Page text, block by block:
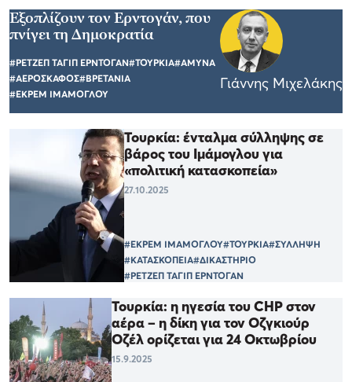
Εξοπλίζουν τον Ερντογάν, που
πνίγει τη Δημοκρατία
#ΡΕΤΖΕΠ ΤΑΓΙΠ ΕΡΝΤΟΓΑΝ#ΤΟΥΡΚΙΑ#ΑΜΥΝΑ
#ΑΕΡΟΣΚΑΦΟΣ#ΒΡΕΤΑΝΙΑ
#ΕΚΡΕΜ ΙΜΑΜΟΓΛΟΥ
Γιάννης Μιχελάκης
Τουρκία: ένταλμα σύλληψης σε
βάρος του Ιμάμογλου για
«πολιτική κατασκοπεία»
27.10.2025
#ΕΚΡΕΜ ΙΜΑΜΟΓΛΟΥ#ΤΟΥΡΚΙΑ#ΣΥΛΛΗΨΗ
#ΚΑΤΑΣΚΟΠΕΙΑ#ΔΙΚΑΣΤΗΡΙΟ
#ΡΕΤΖΕΠ ΤΑΓΙΠ ΕΡΝΤΟΓΑΝ
Τουρκία: η ηγεσία του CHP στον
αέρα – η δίκη για τον Οζγκιούρ
Οζέλ ορίζεται για 24 Οκτωβρίου
15.9.2025